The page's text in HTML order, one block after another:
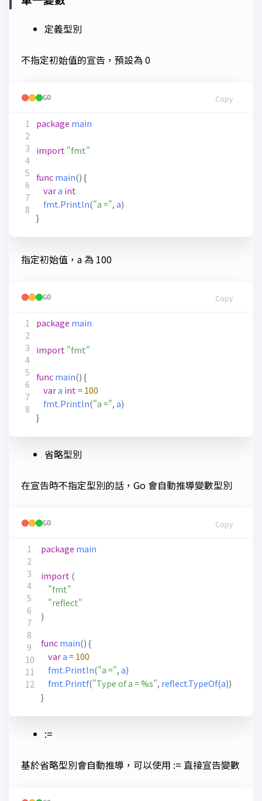
定義型別
不指定初始值的宣告，預設為 0
GO Copy
4
7
package main
import "fmt"
funcmain() {
vara int
fmt.Println("a =", a)
}
指定初始值，a 為 100
GO Copy
4
7
package main
import "fmt"
funcmain() {
vara int =100
fmt.Println("a =", a)
}
省略型別
在宣告時不指定型別的話，Go 會自動推導變數型別
GO Copy
4
7
package main
import (
"fmt"
"reflect"
)
funcmain() {
vara =100
fmt.Println("a =", a)
fmt.Printf("Type of a = %s", reflect.TypeOf(a))
}
:=
基於省略型別會自動推導，可以使用 := 直接宣告變數